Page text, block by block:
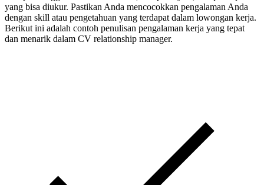
yang bisa diukur. Pastikan Anda mencocokkan pengalaman Anda
dengan skill atau pengetahuan yang terdapat dalam lowongan kerja.
Berikut ini adalah contoh penulisan pengalaman kerja yang tepat
dan menarik dalam CV relationship manager.